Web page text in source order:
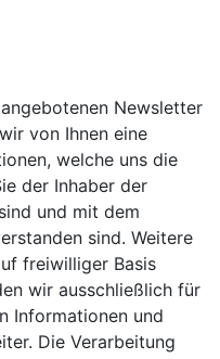
Newsletter
von Ihnen eine
welche uns die
der Inhaber der
und mit dem
sind. Weitere
freiwilliger Basis
wir ausschließlich für
Informationen und
Die Verarbeitung